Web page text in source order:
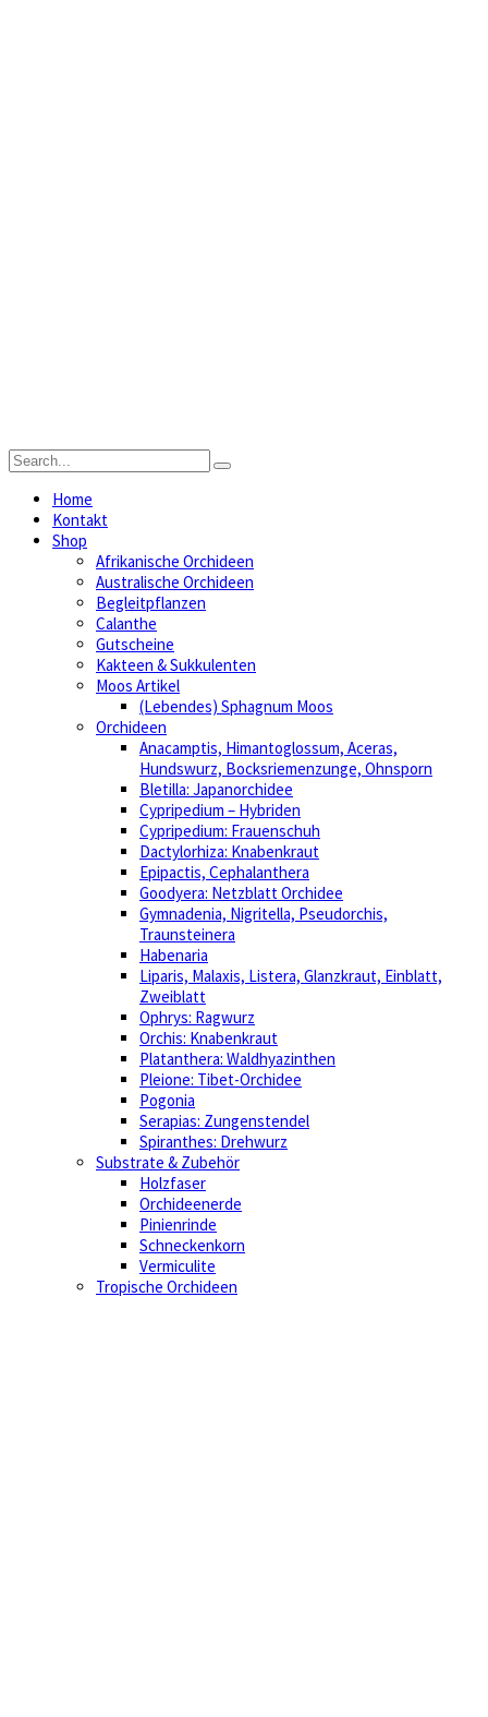
Home
Kontakt
Shop
Afrikanische Orchideen
Australische Orchideen
Begleitpflanzen
Calanthe
Gutscheine
Kakteen & Sukkulenten
Moos Artikel
(Lebendes) Sphagnum Moos
Orchideen
Anacamptis, Himantoglossum, Aceras,
Hundswurz, Bocksriemenzunge, Ohnsporn
Bletilla: Japanorchidee
Cypripedium – Hybriden
Cypripedium: Frauenschuh
Dactylorhiza: Knabenkraut
Epipactis, Cephalanthera
Goodyera: Netzblatt Orchidee
Gymnadenia, Nigritella, Pseudorchis,
Traunsteinera
Habenaria
Liparis, Malaxis, Listera, Glanzkraut, Einblatt,
Zweiblatt
Ophrys: Ragwurz
Orchis: Knabenkraut
Platanthera: Waldhyazinthen
Pleione: Tibet-Orchidee
Pogonia
Serapias: Zungenstendel
Spiranthes: Drehwurz
Substrate & Zubehör
Holzfaser
Orchideenerde
Pinienrinde
Schneckenkorn
Vermiculite
Tropische Orchideen